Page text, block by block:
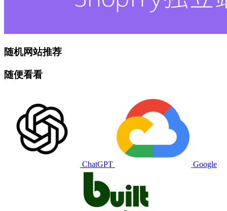
随机网站推荐
随便看看
ChatGPT Google